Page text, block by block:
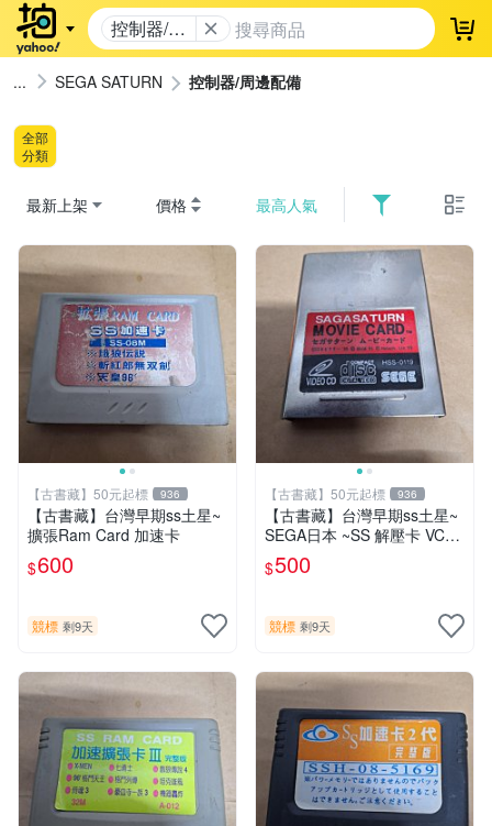
控制器/周
邊配備
登
SEGA SATURN 控制器/周邊配備
全部
分類
最新上架 價格 最高人氣
【古書藏】50元起標 936
【古書藏】台灣早期ss土星~
擴張Ram Card 加速卡
$600
競標 剩9天
【古書藏】50元起標 936
【古書藏】台灣早期ss土星~
SEGA日本 ~SS 解壓卡 VCD
電影卡
$500
競標 剩9天